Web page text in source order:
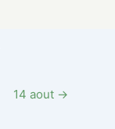
14 aout →